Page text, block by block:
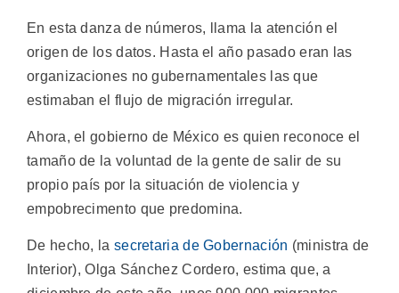
En esta danza de números, llama la atención el
origen de los datos. Hasta el año pasado eran las
organizaciones no gubernamentales las que
estimaban el flujo de migración irregular.
Ahora, el gobierno de México es quien reconoce el
tamaño de la voluntad de la gente de salir de su
propio país por la situación de violencia y
empobrecimento que predomina.
De hecho, la secretaria de Gobernación (ministra de
Interior), Olga Sánchez Cordero, estima que, a